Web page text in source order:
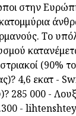
στην
Το
(90%
4,6 εκατ -
285 000 -
-